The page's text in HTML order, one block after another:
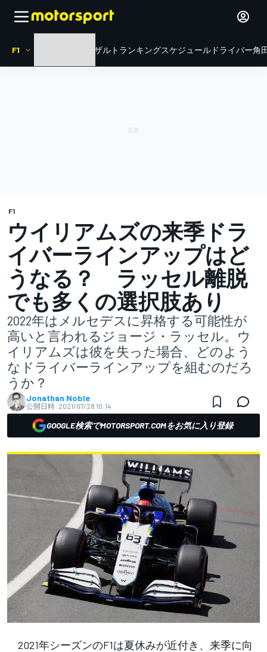
F1 リザルト ランキングスケジュール ドライバー角
F1
ウイリアムズの来季ドラ
イバーラインアップはど
うなる？ ラッセル離脱
でも多くの選択肢あり
2022年はメルセデスに昇格する可能性が
高いと言われるジョージ・ラッセル。ウ
イリアムズは彼を失った場合、どのよう
なドライバーラインアップを組むのだろ
うか？
Jonathan Noble
公開日時: 2021/07/28 10:14
GOOGLE検索でMOTORSPORT.COMをお気に入り登録
2021年シーズンのF1は夏休みが近付き、来季に向